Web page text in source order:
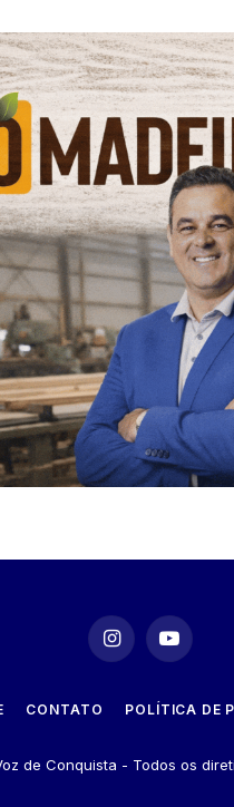
InstagramYouTube
CONTATO POLÍTICA DE
de Conquista - Todos os